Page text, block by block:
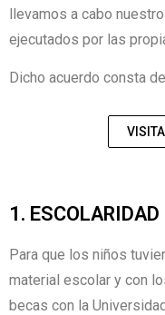
llevamos a cabo
ejecutados por las
Dicho acuerdo consta
1. ESCOLARIDAD
Para que los niños
material escolar y con
becas con la